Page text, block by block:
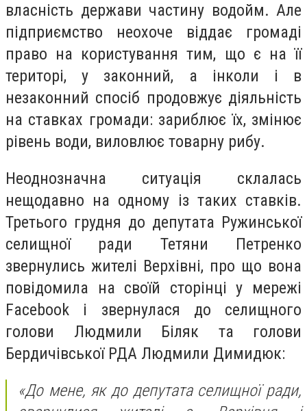
власність держави частину водойм. Але
підприємство неохоче віддає громаді
право на користування тим, що є на її
територі, у законний, а інколи і в
незаконний спосіб продовжує діяльність
на ставках громади: зариблює їх, змінює
рівень води, виловлює товарну рибу.
Неоднозначна ситуація склалась
нещодавно на одному із таких ставків.
Третього грудня до депутата Ружинської
селищної ради Тетяни Петренко
звернулись жителі Верхівні, про що вона
повідомила на своїй сторінці у мережі
Facebook і звернулася до селищного
голови Людмили Біляк та голови
Бердичівської РДА Людмили Димидюк:
«До мене, як до депутата селищної ради,